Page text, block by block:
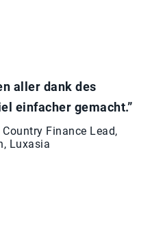
aller dank des
einfacher gemacht.”
Finance Lead,
Luxasia